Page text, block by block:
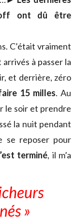
ont dû être
C’était vraiment
à passer la
et derrière, zéro
15 milles. Au
le soir et prendre
la nuit pendant
se reposer pour
terminé, il m’a
»